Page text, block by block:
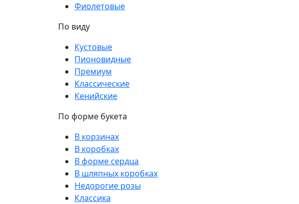
Фиолетовые
По виду
Кустовые
Пионовидные
Премиум
Классические
Кенийские
По форме букета
В корзинах
В коробках
В форме сердца
В шляпных коробках
Недорогие розы
Классика